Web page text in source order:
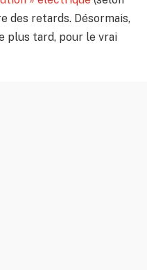
des retards. Désormais,
plus tard, pour le vrai